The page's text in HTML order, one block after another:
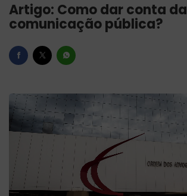
Artigo: Como dar conta da
comunicação pública?